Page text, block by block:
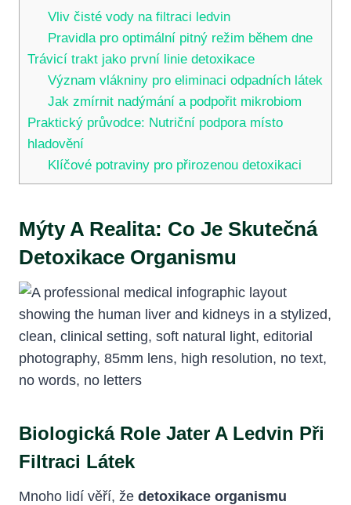
Vliv čisté vody na filtraci ledvin
Pravidla pro optimální pitný režim během dne
Trávicí trakt jako první linie detoxikace
Význam vlákniny pro eliminaci odpadních látek
Jak zmírnit nadýmání a podpořit mikrobiom
Praktický průvodce: Nutriční podpora místo
hladovění
Klíčové potraviny pro přirozenou detoxikaci
Mýty A Realita: Co Je Skutečná
Detoxikace Organismu
Biologická Role Jater A Ledvin Při
Filtraci Látek
Mnoho lidí věří, že detoxikace organismu